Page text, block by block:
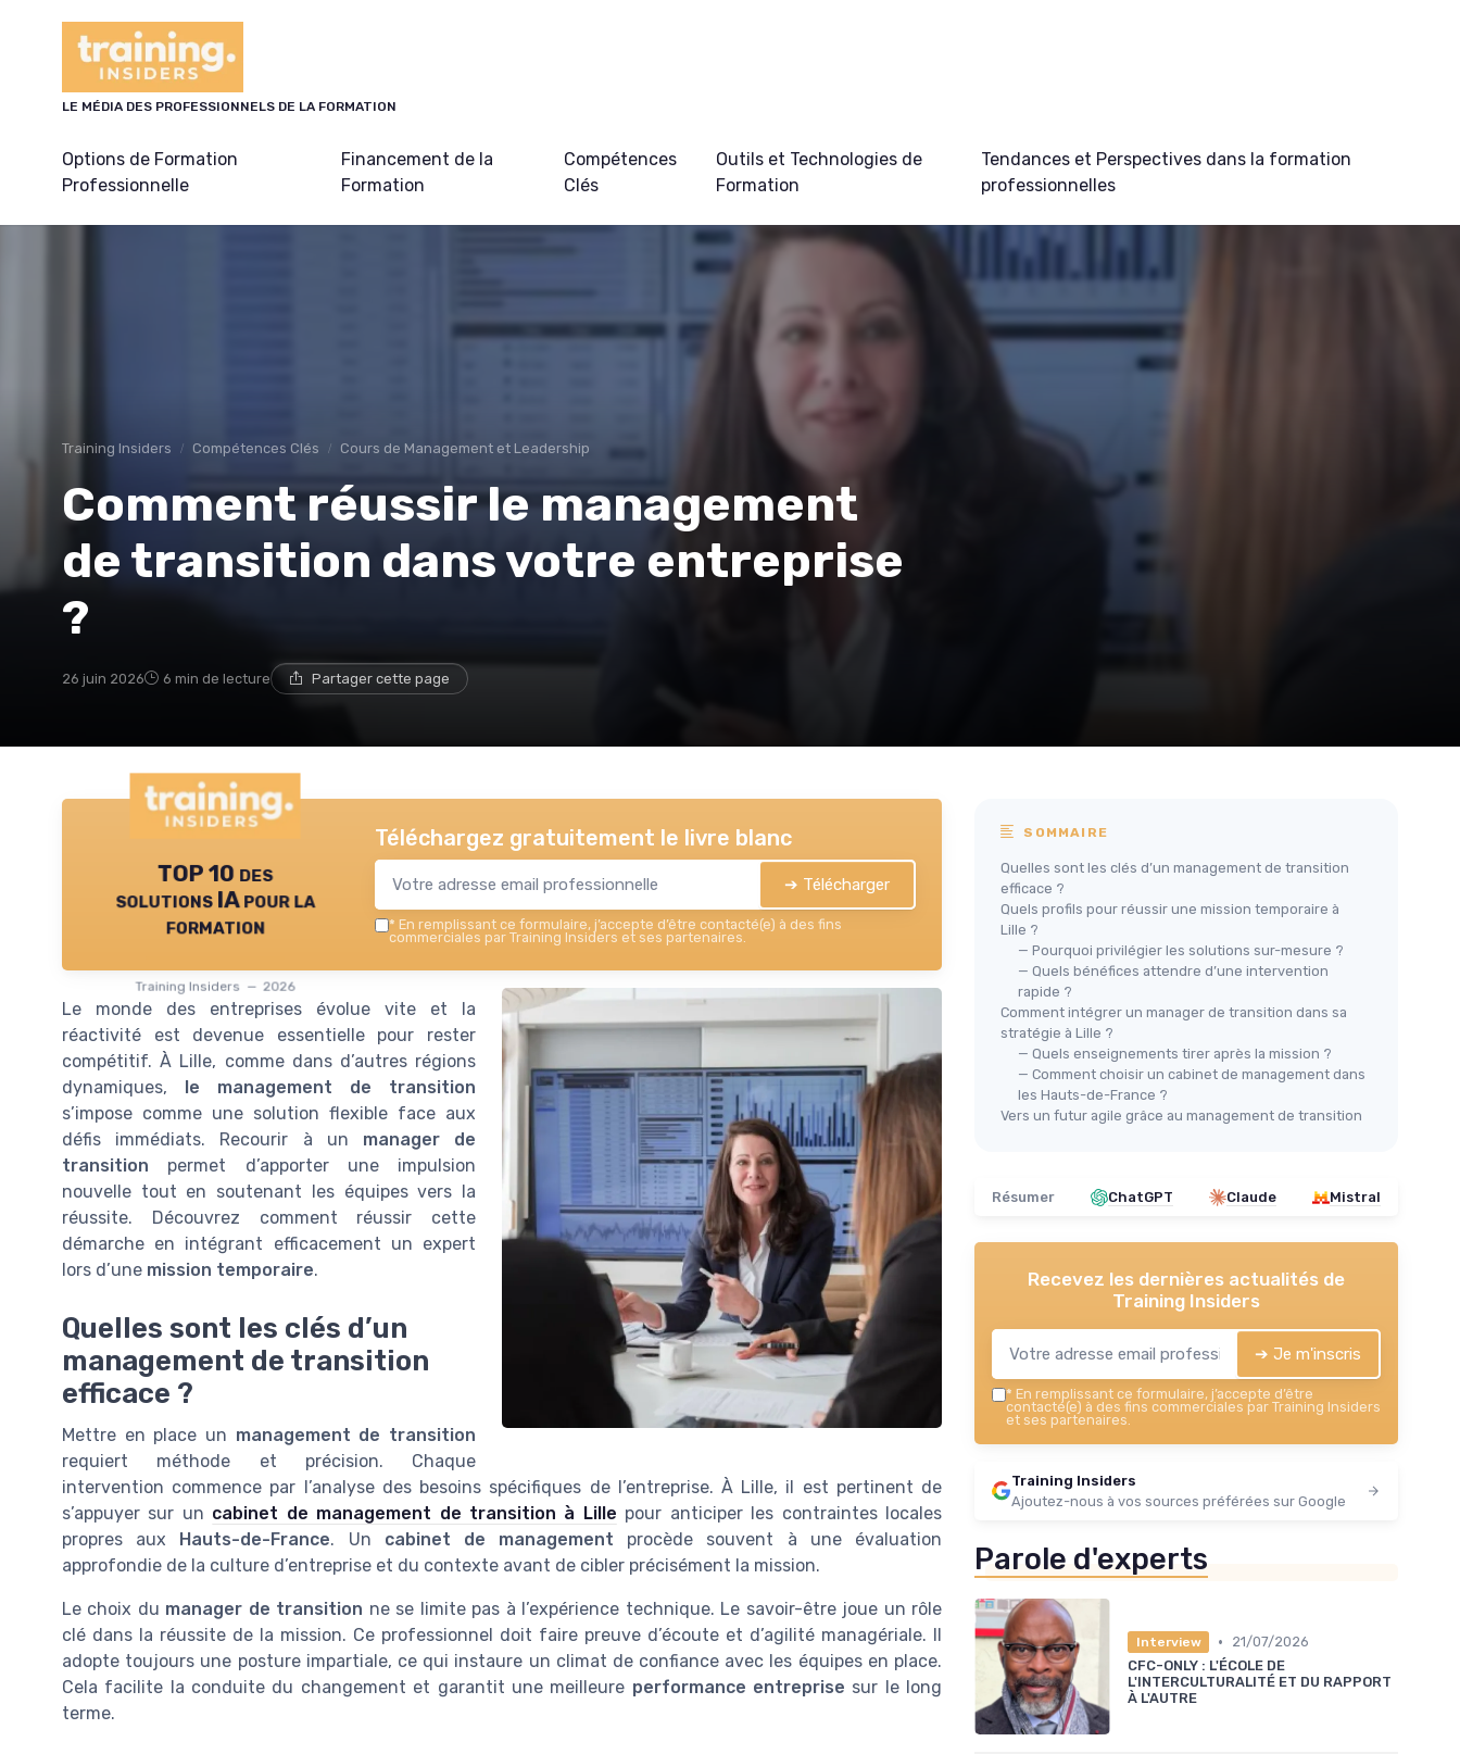
LE MÉDIA DES PROFESSIONNELS DE LA FORMATION
Options de Formation
Professionnelle
Financement de la
Formation
Compétences
Clés
Outils et Technologies de
Formation
Tendances et Perspectives dans la formation
professionnelles
Training Insiders Compétences Clés Cours de Management et Leadership
Comment réussir le management
de transition dans votre entreprise
?
26 juin 2026 6 min de lecture Partager cette page
TOP 10 des
solutions IA pour la
formation
Training Insiders — 2026
Téléchargez gratuitement le livre blanc
➔ Télécharger
* En remplissant ce formulaire, j’accepte d’être contacté(e) à des fins
commerciales par Training Insiders et ses partenaires.
Le monde des entreprises évolue vite et la
réactivité est devenue essentielle pour rester
compétitif. À Lille, comme dans d’autres régions
dynamiques, le management de transition
s’impose comme une solution flexible face aux
défis immédiats. Recourir à un manager de
transition permet d’apporter une impulsion
nouvelle tout en soutenant les équipes vers la
réussite. Découvrez comment réussir cette
démarche en intégrant efficacement un expert
lors d’une mission temporaire.
Quelles sont les clés d’un
management de transition
efficace ?
Mettre en place un management de transition
requiert méthode et précision. Chaque
intervention commence par l’analyse des besoins spécifiques de l’entreprise. À Lille, il est pertinent de
s’appuyer sur un cabinet de management de transition à Lille pour anticiper les contraintes locales
propres aux
Hauts-de-France. Un cabinet de management procède souvent à une évaluation
approfondie de la culture d’entreprise et du contexte avant de cibler précisément la mission.
Le choix du manager de transition ne se limite pas à l’expérience technique. Le savoir-être joue un rôle
clé dans la réussite de la mission. Ce professionnel doit faire preuve d’écoute et d’agilité managériale. Il
adopte toujours une posture impartiale, ce qui instaure un climat de confiance avec les équipes en place.
Cela facilite la conduite du changement et garantit une meilleure performance entreprise sur le long
terme.
SOMMAIRE
Quelles sont les clés d’un management de transition
efficace ?
Quels profils pour réussir une mission temporaire à
Lille ?
— Pourquoi privilégier les solutions sur-mesure ?
— Quels bénéfices attendre d’une intervention
rapide ?
Comment intégrer un manager de transition dans sa
stratégie à Lille ?
— Quels enseignements tirer après la mission ?
— Comment choisir un cabinet de management dans
les Hauts-de-France ?
Vers un futur agile grâce au management de transition
Résumer ChatGPT Claude Mistral
Recevez les dernières actualités de
Training Insiders
➔ Je m'inscris
* En remplissant ce formulaire, j’accepte d’être
contacté(e) à des fins commerciales par Training Insiders
et ses partenaires.
Training Insiders
Ajoutez-nous à vos sources préférées sur Google
Parole d'experts
Interview •
21/07/2026
CFC-ONLY : L'ÉCOLE DE
L'INTERCULTURALITÉ ET DU RAPPORT
À L'AUTRE